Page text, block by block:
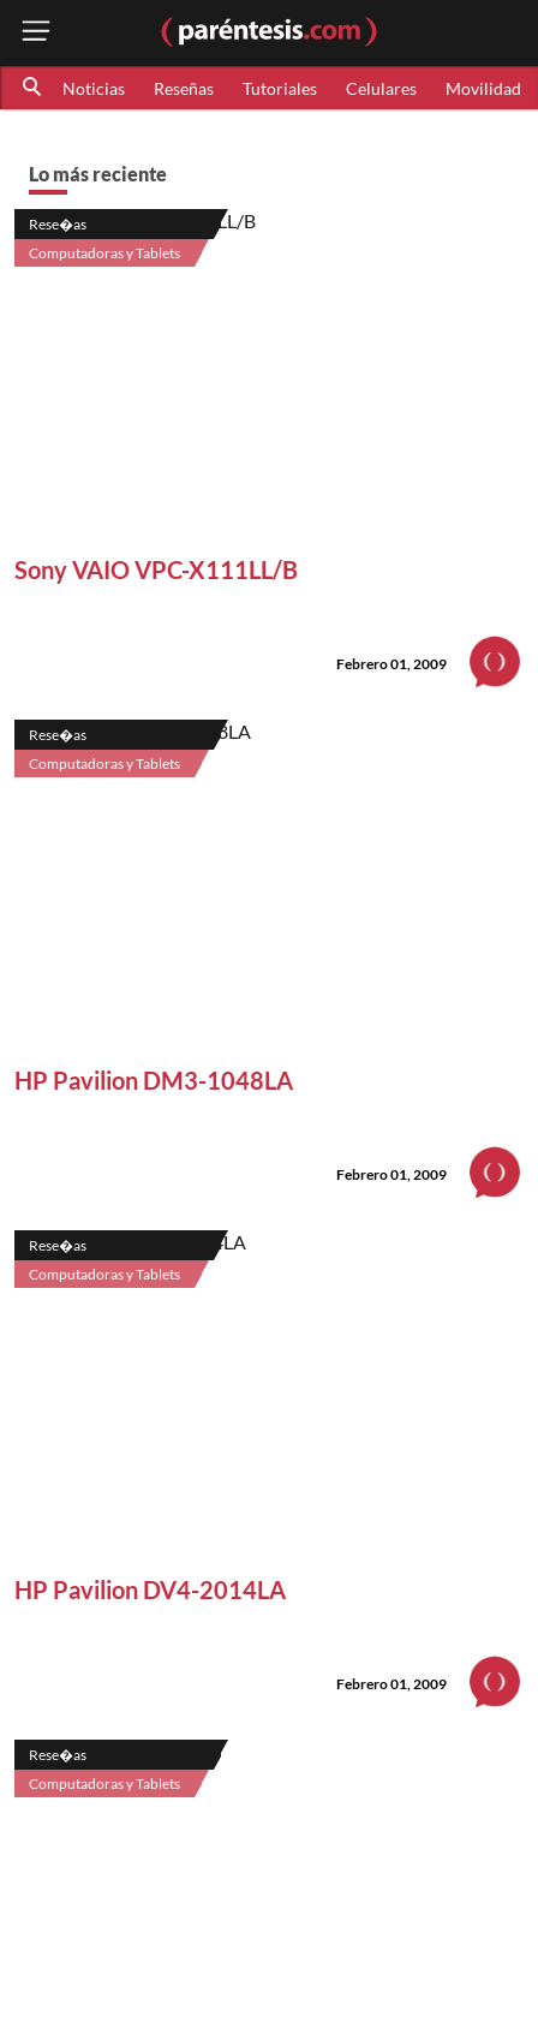
Noticias Reseñas Tutoriales Celulares Movilidad
Lo más reciente
Rese�as
Computadoras y Tablets
Sony VAIO VPC-X111LL/B
Febrero 01, 2009
Rese�as
Computadoras y Tablets
HP Pavilion DM3-1048LA
Febrero 01, 2009
Rese�as
Computadoras y Tablets
HP Pavilion DV4-2014LA
Febrero 01, 2009
Rese�as
Computadoras y Tablets